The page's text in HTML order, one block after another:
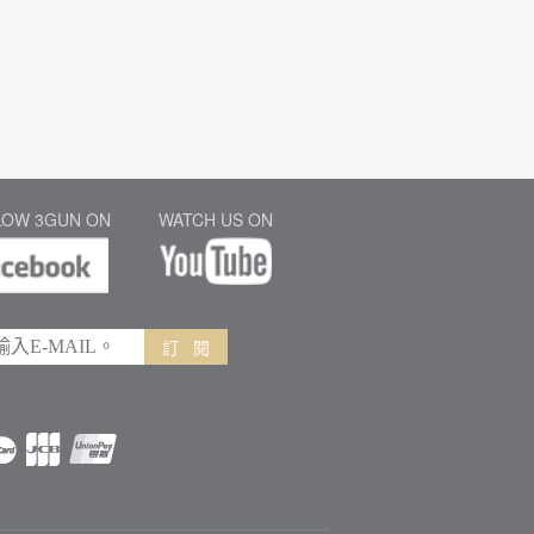
3GUN ON WATCH US ON
訂 閱